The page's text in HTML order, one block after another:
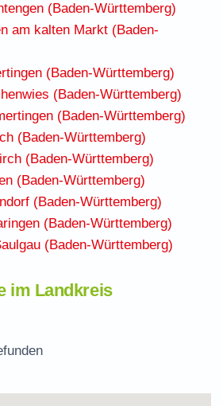
(Baden-Württemberg)
am kalten Markt (Baden-
(Baden-Württemberg)
(Baden-Württemberg)
(Baden-Württemberg)
(Baden-Württemberg)
(Baden-Württemberg)
(Baden-Württemberg)
(Baden-Württemberg)
(Baden-Württemberg)
(Baden-Württemberg)
im Landkreis